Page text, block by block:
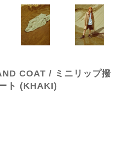
COAT / ミニリップ撥
ト (KHAKI)